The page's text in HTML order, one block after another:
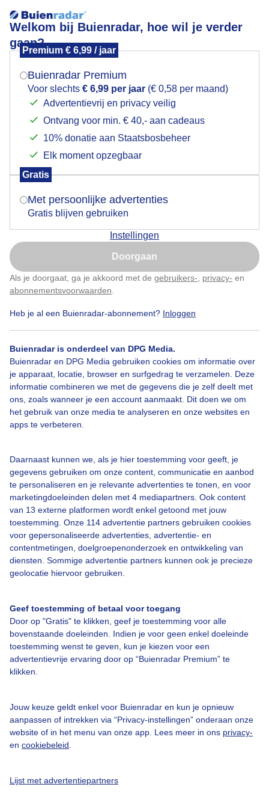
Welkom bij Buienradar, hoe wil je verder
gaan?
Premium € 6,99 / jaar
Buienradar Premium
Voor slechts € 6,99 per jaar (€ 0,58 per maand)
Advertentievrij en privacy veilig
Ontvang voor min. € 40,- aan cadeaus
10% donatie aan Staatsbosbeheer
Elk moment opzegbaar
Gratis
Met persoonlijke advertenties
Gratis blijven gebruiken
Instellingen
Doorgaan
Als je doorgaat, ga je akkoord met de gebruikers- privacy- en
abonnementsvoorwaarden
Heb je al een Buienradar-abonnement? Inloggen
Buienradar is onderdeel van DPG Media.
Buienradar en DPG Media gebruiken cookies om informatie over
je apparaat, locatie, browser en surfgedrag te verzamelen. Deze
informatie combineren we met de gegevens die je zelf deelt met
ons, zoals wanneer je een account aanmaakt. Dit doen we om
het gebruik van onze media te analyseren en onze websites en
apps te verbeteren.
Daarnaast kunnen we, als je hier toestemming voor geeft, je
gegevens gebruiken om onze content, communicatie en aanbod
te personaliseren en je relevante advertenties te tonen, en voor
marketingdoeleinden delen met 4 mediapartners. Ook content
van 13 externe platformen wordt enkel getoond met jouw
toestemming. Onze 114 advertentie partners gebruiken cookies
voor gepersonaliseerde advertenties, advertentie- en
contentmetingen, doelgroepenonderzoek en ontwikkeling van
diensten. Sommige advertentie partners kunnen ook je precieze
geolocatie hiervoor gebruiken.
Geef toestemming of betaal voor toegang
Door op "Gratis" te klikken, geef je toestemming voor alle
bovenstaande doeleinden. Indien je voor geen enkel doeleinde
toestemming wenst te geven, kun je kiezen voor een
advertentievrije ervaring door op “Buienradar Premium” te
klikken.
Jouw keuze geldt enkel voor Buienradar en kun je opnieuw
aanpassen of intrekken via “Privacy-instellingen” onderaan onze
website of in het menu van onze app. Lees meer in ons privacy-
en cookiebeleid
Lijst met advertentiepartners
Grijs en koud
Door: Simone Genna Wiersma Gemaakt: 23-12-2025, 47x bekeken
Grijsbewolktweer Haventje Winter
Bekijk slideshow
Over Buienradar
Bedrijfsgegevens
Contact
Toegankelijkheid
Gebruikersvoorwaarden
Adverteren
Privacy beleid
Cookie beleid
Mogen we je locatie gebruiken voor het
Indien je hier nog geen akkoord op hebt gegeven,
verschijnt er zo een pop-up uit je browser waarin
Is goed, toon de popup
Nu niet, misschien later
Klik hierom dit aan te passen